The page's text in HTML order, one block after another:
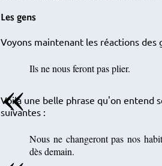
Les gens
Voyons maintenant les réactions
Ils ne nous feront pas plier.
Voilà une belle phrase qu'on entend
suivantes :
Nous ne changeront pas nos
dès demain.